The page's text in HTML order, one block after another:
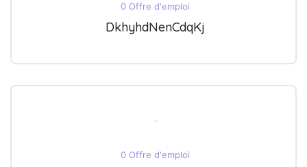
0 Offre d'emploi
DkhyhdNenCdqKj
0 Offre d'emploi